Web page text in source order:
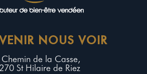
NOUS VOIR
de la Casse,
St Hilaire de Riez